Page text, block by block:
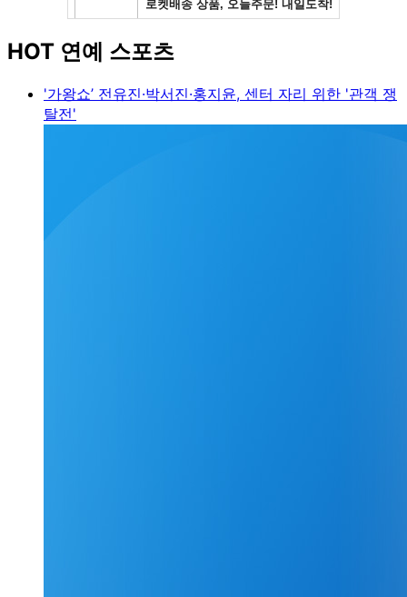
HOT 연예 스포츠
'가왕쇼’ 전유진·박서진·홍지윤, 센터 자리 위한 '관객 쟁
탈전'